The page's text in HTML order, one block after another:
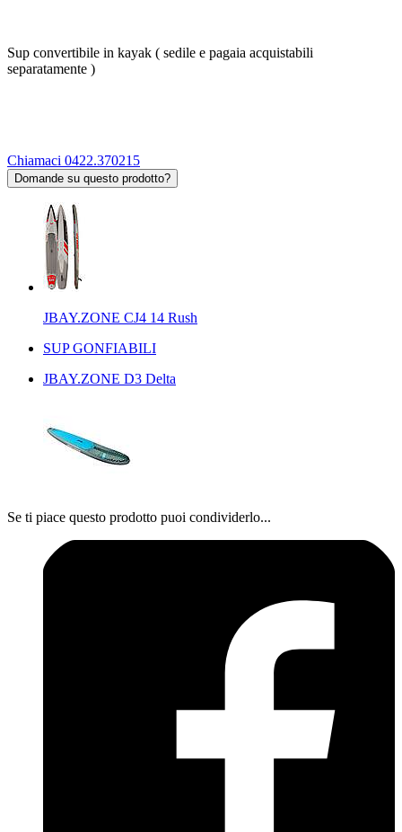
Sup convertibile in kayak ( sedile e pagaia acquistabili
separatamente )
Chiamaci 0422.370215
Domande su questo prodotto?
JBAY.ZONE CJ4 14 Rush
SUP GONFIABILI
JBAY.ZONE D3 Delta
Se ti piace questo prodotto puoi condividerlo...